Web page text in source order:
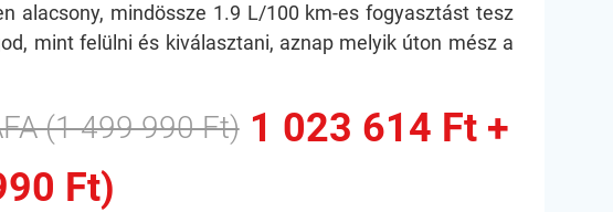
alacsony, mindössze 1.9 L/100 km-es fogyasztást tesz
mint felülni és kiválasztani, aznap melyik úton mész a
(1 499 990 Ft) 1 023 614 Ft +
Ft)